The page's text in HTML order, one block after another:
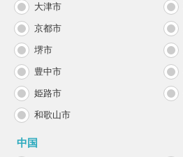
大津市
京都市
堺市
豊中市
姫路市
和歌山市
中国